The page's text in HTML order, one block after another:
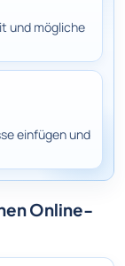
und mögliche
einfügen und
Online-